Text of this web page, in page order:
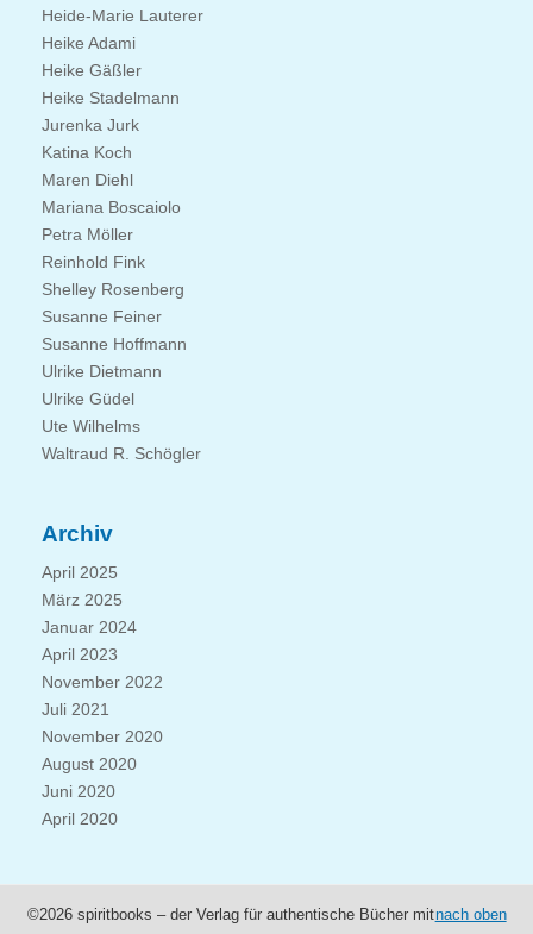
Heide-Marie Lauterer
Heike Adami
Heike Gäßler
Heike Stadelmann
Jurenka Jurk
Katina Koch
Maren Diehl
Mariana Boscaiolo
Petra Möller
Reinhold Fink
Shelley Rosenberg
Susanne Feiner
Susanne Hoffmann
Ulrike Dietmann
Ulrike Güdel
Ute Wilhelms
Waltraud R. Schögler
Archiv
April 2025
März 2025
Januar 2024
April 2023
November 2022
Juli 2021
November 2020
August 2020
Juni 2020
April 2020
nach oben
©2026 spiritbooks – der Verlag für authentische Bücher mit